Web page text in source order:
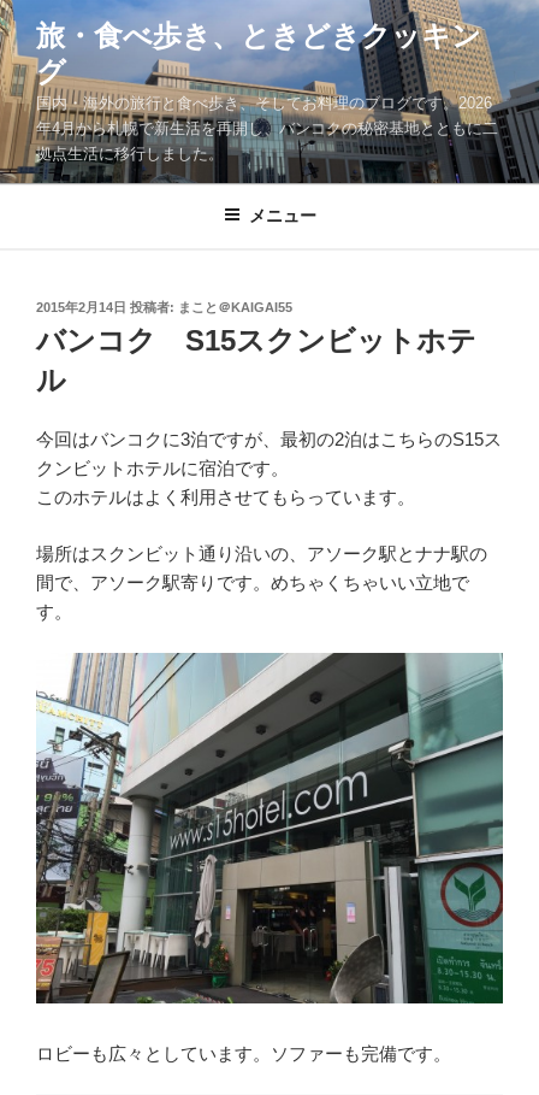
コ
ン
テ
ン
ツ
へ
ス
旅・食べ歩き、ときどきクッキン
グ
国内・海外の旅行と食べ歩き、そしてお料理のブログです。2026
年4月から札幌で新生活を再開し、バンコクの秘密基地とともに二
拠点生活に移行しました。
メニュー
投
日:
2015年2月14日 投稿者: まこと＠KAIGAI55
バンコク S15スクンビットホテ
ル
今回はバンコクに3泊ですが、最初の2泊はこちらのS15ス
クンビットホテルに宿泊です。
このホテルはよく利用させてもらっています。
場所はスクンビット通り沿いの、アソーク駅とナナ駅の
間で、アソーク駅寄りです。めちゃくちゃいい立地で
す。
ロビーも広々としています。ソファーも完備です。